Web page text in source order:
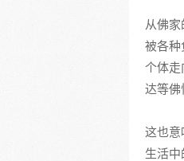
从佛
被各种
个体走
达等佛
这也意
生活